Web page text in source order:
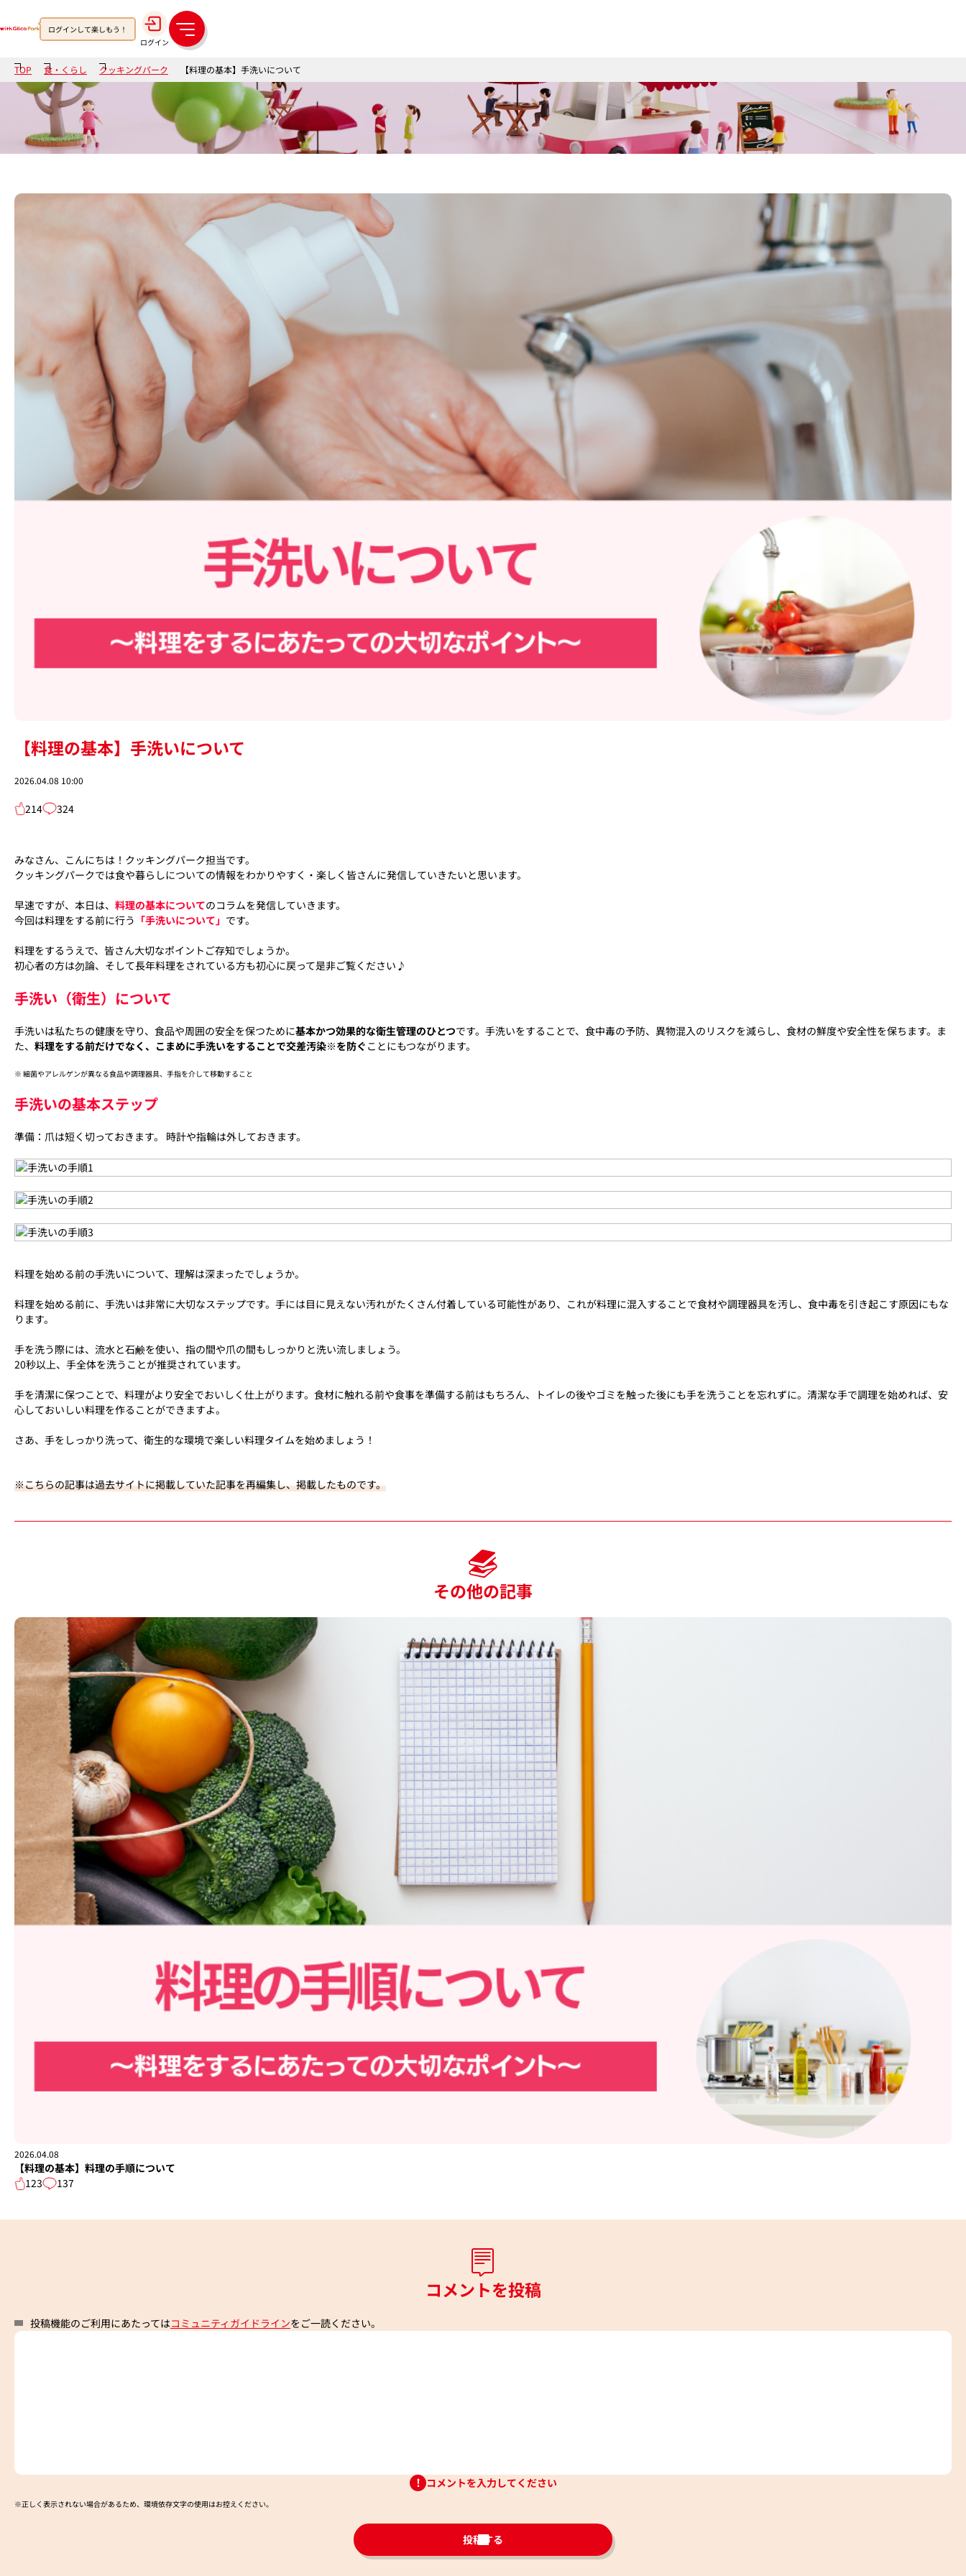
ログインして楽しもう！
ログイン
メ
ニ
ュ
ー
TOP 食・くらし クッキングパーク 【料理の基本】手洗いについて
【料理の基本】手洗いについて
2026.04.08 10:00
214 324
みなさん、こんにちは！ クッキングパーク担当です。
クッキングパークでは食や暮らしについての情報をわかりやすく・楽しく皆さんに発信していきたいと思います。
早速ですが、本日は、 料理の基本についてのコラムを発信していきます。
今回は料理をする前に行う 「手洗いについて」 です。
料理をするうえで、皆さん大切なポイントご存知でしょうか。
初心者の方は勿論、そして長年料理をされている方も初心に戻って是非ご覧ください♪
手洗い（衛生）について
手洗いは私たちの健康を守り、食品や周囲の安全を保つために基本かつ効果的な衛生管理のひとつです。手洗いをすることで、食中毒の予防、異物混入のリスクを減らし、食材の鮮度や安全性を保ちます。ま
た、 料理をする前だけでなく、こまめに手洗いをすることで交差汚染※を防ぐ ことにもつながります。
※ 細菌やアレルゲンが異なる食品や調理器具、手指を介して移動すること
手洗いの基本ステップ
準備：爪は短く切っておきます。 時計や指輪は外しておきます。
料理を始める前の手洗いについて、理解は深まったでしょうか。
料理を始める前に、手洗いは非常に大切なステップです。手には目に見えない汚れがたくさん付着している可能性があり、これが料理に混入することで食材や調理器具を汚し、食中毒を引き起こす原因にもな
ります。
手を洗う際には、流水と石鹸を使い、指の間や爪の間もしっかりと洗い流しましょう。
20秒以上、手全体を洗うことが推奨されています。
手を清潔に保つことで、料理がより安全でおいしく仕上がります。食材に触れる前や食事を準備する前はもちろん、トイレの後やゴミを触った後にも手を洗うことを忘れずに。清潔な手で調理を始めれば、安
心しておいしい料理を作ることができますよ。
さあ、手をしっかり洗って、衛生的な環境で楽しい料理タイムを始めましょう！
※こちらの記事は過去サイトに掲載していた記事を再編集し、掲載したものです。
その他の記事
2026.04.08
【料理の基本】料理の手順について
123
137
コメントを投稿
投稿機能のご利用にあたってはコミュニティガイドラインをご一読ください。
コメントを入力してください
※正しく表示されない場合があるため、環境依存文字の使用はお控えください。​
投稿する